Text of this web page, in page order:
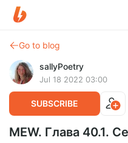
Go to blog
sallyPoetry
Jul 18 2022 03:00
SUBSCRIBE
MEW. Глава 40.1.